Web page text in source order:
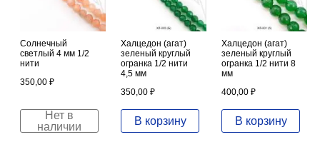
Солнечный
светлый 4 мм 1/2
нити
350,00 ₽
Нет в
наличии
Халцедон (агат)
зеленый круглый
огранка 1/2 нити
4,5 мм
350,00 ₽
В корзину
Халцедон (агат)
зеленый круглый
огранка 1/2 нити 8
мм
400,00 ₽
В корзину